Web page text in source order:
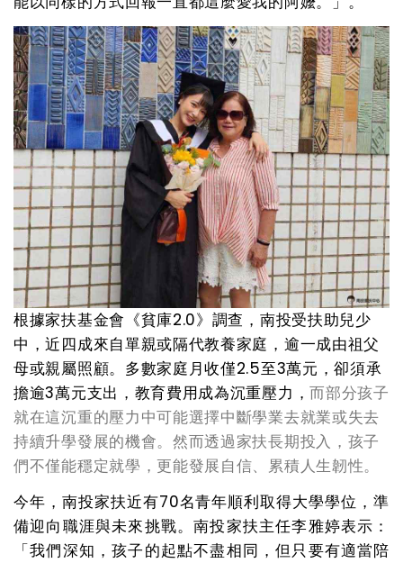
根據家扶基金會《貧庫2.0》調查，南投受扶助兒少
中，近四成來自單親或隔代教養家庭，逾一成由祖父
母或親屬照顧。多數家庭月收僅2.5至3萬元，卻須承
擔逾3萬元支出，教育費用成為沉重壓力，而部分孩子
就在這沉重的壓力中可能選擇中斷學業去就業或失去
持續升學發展的機會。然而透過家扶長期投入，孩子
們不僅能穩定就學，更能發展自信、累積人生韌性。
今年，南投家扶近有70名青年順利取得大學學位，準
備迎向職涯與未來挑戰。南投家扶主任李雅婷表示：
「我們深知，孩子的起點不盡相同，但只要有適當陪